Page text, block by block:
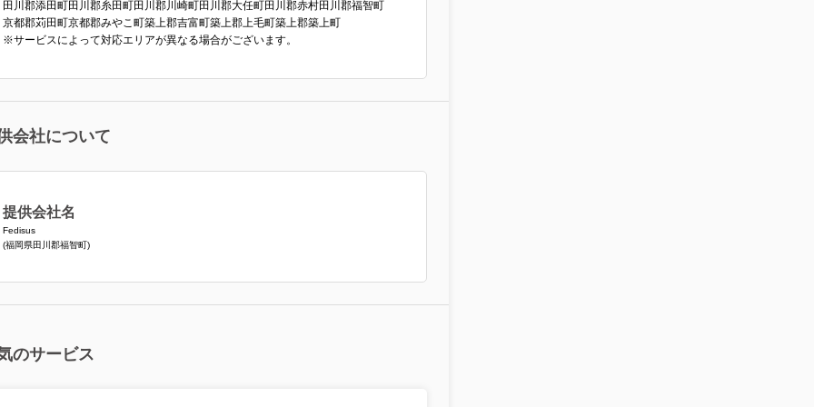
田川郡添田町田川郡糸田町田川郡川崎町田川郡大任町田川郡赤村田川郡福智町
京都郡苅田町京都郡みやこ町築上郡吉富町築上郡上毛町築上郡築上町
※サービスによって対応エリアが異なる場合がございます。
会社について
提供会社名
Fedisus
(福岡県田川郡福智町)
のサービス